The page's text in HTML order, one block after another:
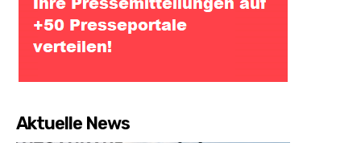
Aktuelle News